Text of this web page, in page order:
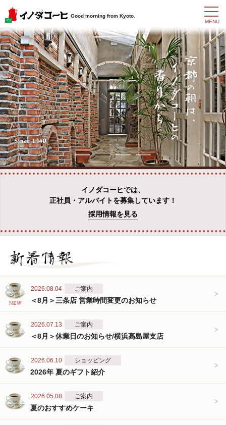
Good morning from Kyoto.
t
o
g
g
l
e
n
a
v
g
a
t
i
o
n
MENU
イノダコーヒでは、
正社員・アルバイトを募集しています！
採用情報を見る
2026.08.04 ご案内
＜8月＞三条店 営業時間変更のお知らせ
2026.07.13 ご案内
＜8月＞休業日のお知らせ/横浜髙島屋支店
2026.06.10 ショッピング
2026年 夏のギフト紹介
2026.05.08 ご案内
夏のおすすめケーキ